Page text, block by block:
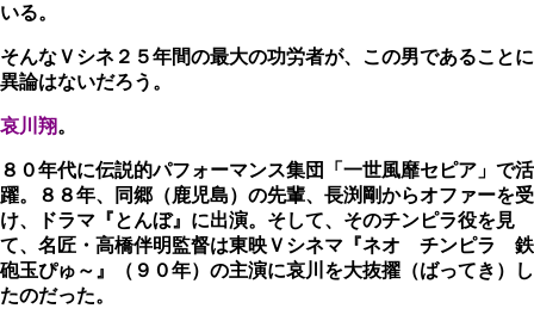
いる。
そんなＶシネ２５年間の最大の功労者が、この男であることに
異論はないだろう。
哀川翔。
８０年代に伝説的パフォーマンス集団「一世風靡セピア」で活
躍。８８年、同郷（鹿児島）の先輩、長渕剛からオファーを受
け、ドラマ『とんぼ』に出演。そして、そのチンピラ役を見
て、名匠・高橋伴明監督は東映Ｖシネマ『ネオ チンピラ 鉄
砲玉ぴゅ～』（９０年）の主演に哀川を大抜擢（ばってき）し
たのだった。